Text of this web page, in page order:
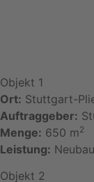
Objekt 1
Ort: Stuttgart-
Auftraggeber:
Menge: 650 m2
Leistung:
Objekt 2